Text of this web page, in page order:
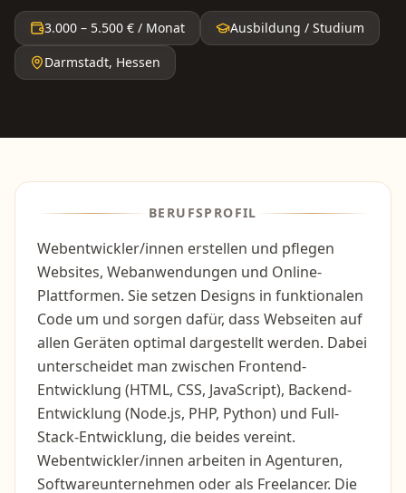
3.000 – 5.500 € / Monat
Ausbildung / Studium
Darmstadt, Hessen
BERUFSPROFIL
Webentwickler/innen erstellen und pflegen
Websites, Webanwendungen und Online-
Plattformen. Sie setzen Designs in funktionalen
Code um und sorgen dafür, dass Webseiten auf
allen Geräten optimal dargestellt werden. Dabei
unterscheidet man zwischen Frontend-
Entwicklung (HTML, CSS, JavaScript), Backend-
Entwicklung (Node.js, PHP, Python) und Full-
Stack-Entwicklung, die beides vereint.
Webentwickler/innen arbeiten in Agenturen,
Softwareunternehmen oder als Freelancer. Die